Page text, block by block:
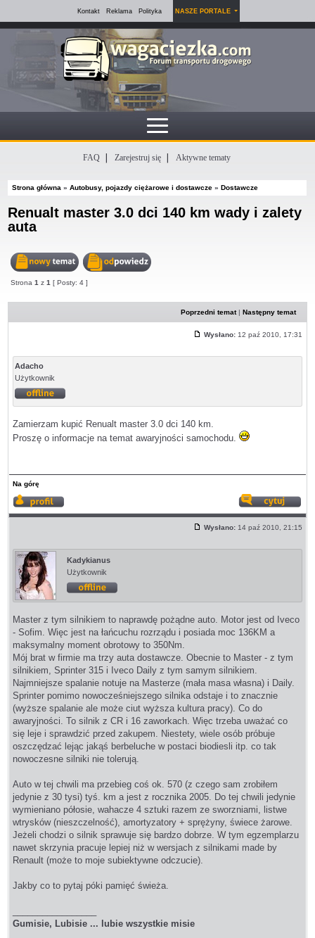
Kontakt Reklama Polityka NASZE PORTALE
FAQ Zarejestruj się Aktywne tematy
Strona główna »Autobusy, pojazdy ciężarowe i dostawcze »Dostawcze
Renualt master 3.0 dci 140 km wady i zalety
auta
temat
Strona1 z1 [ Posty: 4 ]
Poprzedni temat| Następny temat
Wysłano:12 paź 2010, 17:31
Adacho
Użytkownik
Zamierzam kupić Renualt master 3.0 dci 140 km.
Proszę o informacje na temat awaryjności samochodu.
Na górę
Wyświetl
profil
z
Wysłano:14 paź 2010, 21:15
Kadykianus
Użytkownik
Master z tym silnikiem to naprawdę pożądne auto. Motor jest od Iveco
- Sofim. Więc jest na łańcuchu rozrządu i posiada moc 136KM a
maksymalny moment obrotowy to 350Nm.
Mój brat w firmie ma trzy auta dostawcze. Obecnie to Master - z tym
silnikiem, Sprinter 315 i Iveco Daily z tym samym silnikiem.
Najmniejsze spalanie notuje na Masterze (mała masa własna) i Daily.
Sprinter pomimo nowocześniejszego silnika odstaje i to znacznie
(wyższe spalanie ale może ciut wyższa kultura pracy). Co do
awaryjności. To silnik z CR i 16 zaworkach. Więc trzeba uważać co
się leje i sprawdzić przed zakupem. Niestety, wiele osób próbuje
oszczędzać lejąc jakąś berbeluche w postaci biodiesli itp. co tak
nowoczesne silniki nie tolerują.
Auto w tej chwili ma przebieg coś ok. 570 (z czego sam zrobiłem
jedynie z 30 tysi) tyś. km a jest z rocznika 2005. Do tej chwili jedynie
wymieniano półosie, wahacze 4 sztuki razem ze sworzniami, listwe
wtrysków (nieszczelność), amortyzatory + sprężyny, świece żarowe.
Jeżeli chodzi o silnik sprawuje się bardzo dobrze. W tym egzemplarzu
nawet skrzynia pracuje lepiej niż w wersjach z silnikami made by
Renault (może to moje subiektywne odczucie).
Jakby co to pytaj póki pamięć świeża.
Gumisie, Lubisie ... lubie wszystkie misie